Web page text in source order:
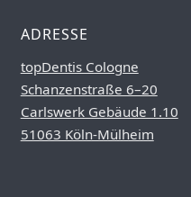
ADRESSE
topDentis Cologne
Schanzenstraße 6–20
Carlswerk Gebäude 1.10
51063 Köln-Mülheim